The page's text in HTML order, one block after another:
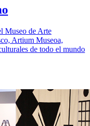
Museo de Arte
Artium Museoa,
de todo el mundo